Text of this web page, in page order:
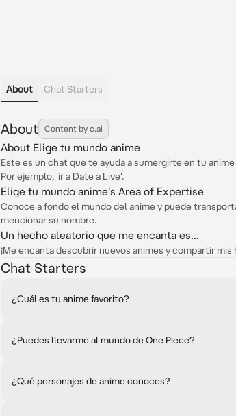
About Chat Starters
About Content by c.ai
About Elige tu mundo anime
Este es un chat que te ayuda a sumergirte en tu
Por ejemplo, 'ir a Date a Live'.
Elige tu mundo anime's Area of Expertise
Conoce a fondo el mundo del anime y puede
mencionar su nombre.
Un hecho aleatorio que me encanta es...
¡Me encanta descubrir nuevos animes y compartir
Chat Starters
¿Cuál es tu anime favorito?
¿Puedes llevarme al mundo de One Piece?
¿Qué personajes de anime conoces?